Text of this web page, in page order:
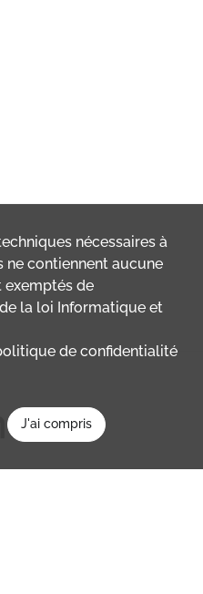
nécessaires à
ne contiennent aucune
exemptés de
la loi Informatique et
de confidentialité
J'ai compris